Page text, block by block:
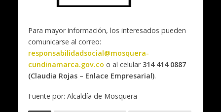
Para mayor información, los interesados pueden
comunicarse al correo:
responsabilidadsocial@mosquera-
cundinamarca.gov.co o al celular 314 414 0887
(Claudia Rojas – Enlace Empresarial).
Fuente por: Alcaldía de Mosquera